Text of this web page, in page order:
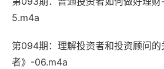
5.m4a
第094期：理解投资者和投资顾问
者》-06.m4a